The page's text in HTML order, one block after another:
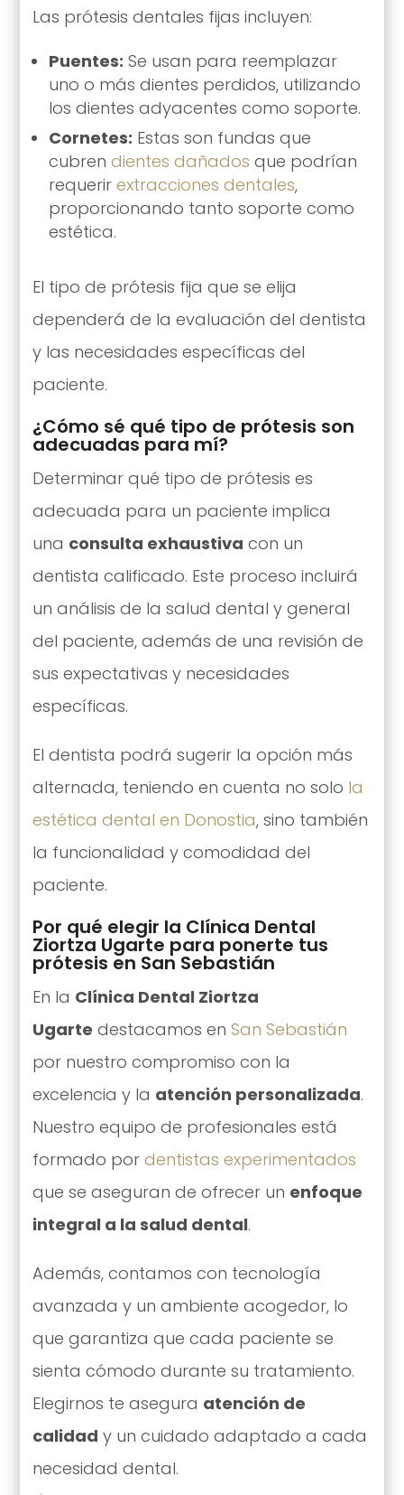
Las prótesis dentales fijas incluyen:
Puentes: Se usan para reemplazar
uno o más dientes perdidos, utilizando
los dientes adyacentes como soporte.
Cornetes: Estas son fundas que
cubren dientes dañados que podrían
requerir extracciones dentales,
proporcionando tanto soporte como
estética.
El tipo de prótesis fija que se elija
dependerá de la evaluación del dentista
y las necesidades específicas del
paciente.
¿Cómo sé qué tipo de prótesis son
adecuadas para mí?
Determinar qué tipo de prótesis es
adecuada para un paciente implica
una consulta exhaustiva con un
dentista calificado. Este proceso incluirá
un análisis de la salud dental y general
del paciente, además de una revisión de
sus expectativas y necesidades
específicas.
El dentista podrá sugerir la opción más
alternada, teniendo en cuenta no solo la
estética dental en Donostia, sino también
la funcionalidad y comodidad del
paciente.
Por qué elegir la Clínica Dental
Ziortza Ugarte para ponerte tus
prótesis en San Sebastián
En la Clínica Dental Ziortza
Ugarte destacamos en San Sebastián
por nuestro compromiso con la
excelencia y la atención personalizada.
Nuestro equipo de profesionales está
formado por dentistas experimentados
que se aseguran de ofrecer un enfoque
integral a la salud dental.
Además, contamos con tecnología
avanzada y un ambiente acogedor, lo
que garantiza que cada paciente se
sienta cómodo durante su tratamiento.
Elegirnos te asegura atención de
calidad y un cuidado adaptado a cada
necesidad dental.